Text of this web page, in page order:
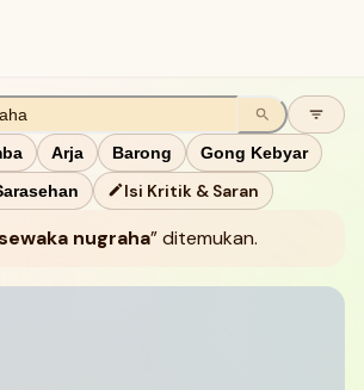
Arja Barong
Gong Kebyar
Isi Kritik & Saran
nugraha ditemukan.